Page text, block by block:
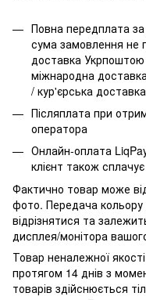
Повна передплата
сума замовлення не
доставка
міжнародна
/ кур'єрська
Післяплата при
оператора
Онлайн-оплата
клієнт також
Фактично товар може
фото. Передача кольору
відрізнятися та
дисплея/монітора
Товар неналежної
протягом 14 днів з
товарів здійснюється